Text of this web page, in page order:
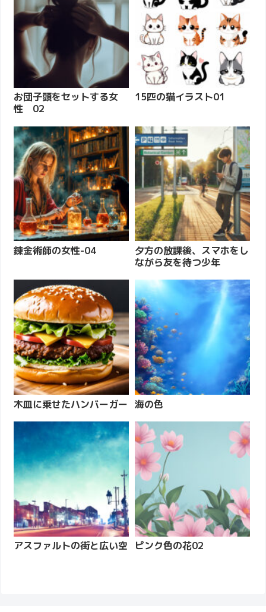
お団子頭をセットする女
性 02
15匹の猫イラスト01
錬金術師の女性-04
夕方の放課後、スマホをし
ながら友を待つ少年
木皿に乗せたハンバーガー 海の色
アスファルトの街と広い空 ピンク色の花02